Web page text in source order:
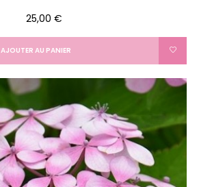
Prix
25,00 €
AJOUTER AU PANIER